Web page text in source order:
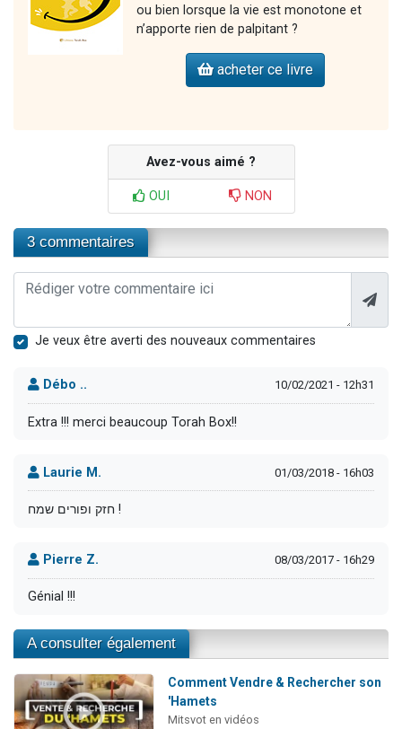
ou bien lorsque la vie est monotone et
n’apporte rien de palpitant ?
acheter ce livre
Avez-vous aimé ?
OUI NON
3 commentaires
Je veux être averti des nouveaux commentaires
Débo .. 10/02/2021 - 12h31
Extra !!! merci beaucoup Torah Box!!
Laurie M. 01/03/2018 - 16h03
חזק ופורים שמח !
Pierre Z. 08/03/2017 - 16h29
Génial !!!
A consulter également
Comment Vendre & Rechercher son
'Hamets
Mitsvot en vidéos